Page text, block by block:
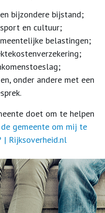
bijzondere bijstand;
en cultuur;
belastingen;
onder andere met een
doet om te helpen
gemeente om mij te
| Rijksoverheid.nl